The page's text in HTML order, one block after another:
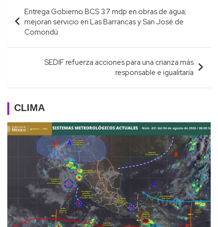
de
entradas
Entrega Gobierno BCS 3.7 mdp en obras de agua;
mejoran servicio en Las Barrancas y San José de
Comondú
SEDIF refuerza acciones para una crianza más
responsable e igualitaria
CLIMA